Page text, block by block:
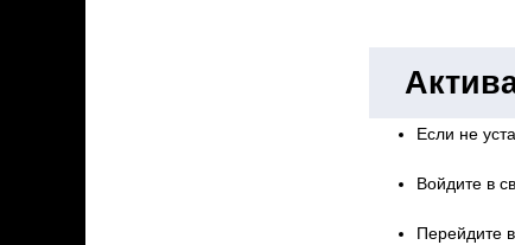
Если не
Войдите в
Перейдите